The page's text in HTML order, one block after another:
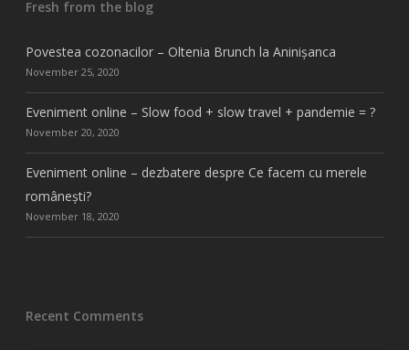
Fresh from the blog
Povestea cozonacilor – Oltenia Brunch la Aninișanca
November 25, 2020
Eveniment online – Slow food + slow travel + pandemie = ?
November 20, 2020
Eveniment online – dezbatere despre Ce facem cu merele
românești?
November 18, 2020
Recent Comments